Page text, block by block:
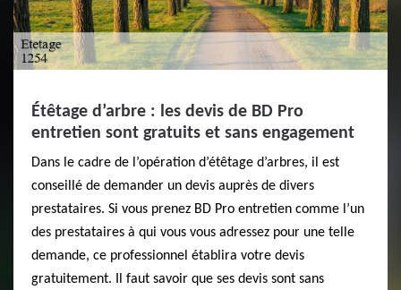
Étêtage d’arbre : les devis de BD Pro
entretien sont gratuits et sans engagement
Dans le cadre de l’opération d’étêtage d’arbres, il est
conseillé de demander un devis auprès de divers
prestataires. Si vous prenez BD Pro entretien comme l’un
des prestataires à qui vous vous adressez pour une telle
demande, ce professionnel établira votre devis
gratuitement. Il faut savoir que ses devis sont sans